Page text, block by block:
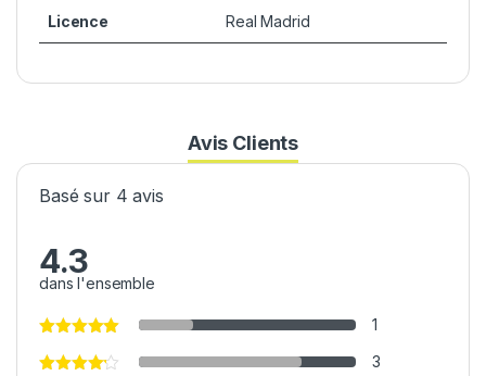
Licence Real Madrid
Avis Clients
Basé sur 4 avis
4.3
dans l'ensemble
1
3